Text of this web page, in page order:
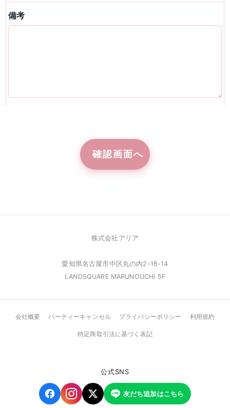
備考
株式会社アリア
愛知県名古屋市中区丸の内2-18-14
LANDSQUARE MARUNOUCHI 5F
会社概要 パーティーキャンセル プライバシーポリシー 利用規約
特定商取引法に基づく表記
公式SNS
友だち追加はこちら